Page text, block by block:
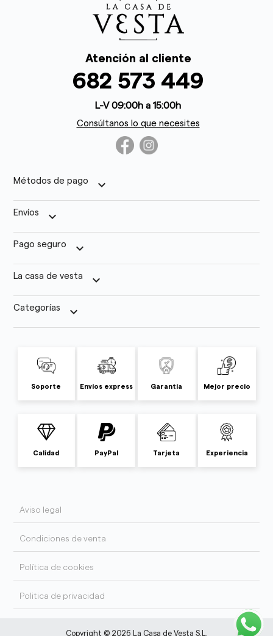
Atención al cliente
682 573 449
L-V 09:00h a 15:00h
Consúltanos lo que necesites
Métodos de pago keyboard_arrow_down
Envíos keyboard_arrow_down
Pago seguro keyboard_arrow_down
La casa de vesta keyboard_arrow_down
Categorías keyboard_arrow_down
Soporte Envíos express Garantía Mejor precio
Calidad PayPal Tarjeta Experiencia
Aviso legal
Condiciones de venta
Política de cookies
Politica de privacidad
Copyright © 2026 La Casa de Vesta S.L.